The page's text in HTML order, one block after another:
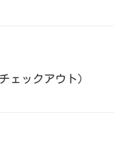
ェックアウト）